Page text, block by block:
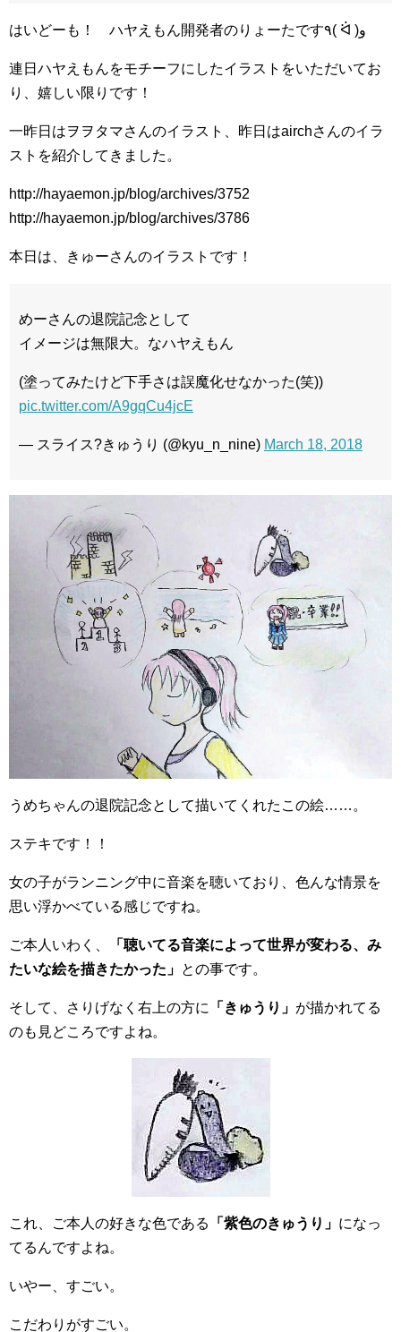
はいどーも！ ハヤえもん開発者のりょーたです٩( ᐛ )و
連日ハヤえもんをモチーフにしたイラストをいただいてお
り、嬉しい限りです！
一昨日はヲヲタマさんのイラスト、昨日はairchさんのイラ
ストを紹介してきました。
http://hayaemon.jp/blog/archives/3752
http://hayaemon.jp/blog/archives/3786
本日は、きゅーさんのイラストです！
めーさんの退院記念として
イメージは無限大。なハヤえもん
(塗ってみたけど下手さは誤魔化せなかった(笑))
pic.twitter.com/A9gqCu4jcE
— スライス?きゅうり (@kyu_n_nine) March 18, 2018
うめちゃんの退院記念として描いてくれたこの絵……。
ステキです！！
女の子がランニング中に音楽を聴いており、色んな情景を
思い浮かべている感じですね。
ご本人いわく、
「聴いてる音楽によって世界が変わる、み
たいな絵を描きたかった」 との事です。
そして、さりげなく右上の方に 「きゅうり」 が描かれてる
のも見どころですよね。
これ、ご本人の好きな色である 「紫色のきゅうり」 になっ
てるんですよね。
いやー、すごい。
こだわりがすごい。